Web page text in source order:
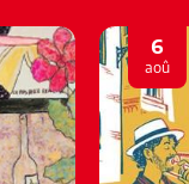
6
aoû